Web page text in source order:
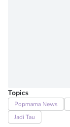
Topics
Popmama News
Jadi Tau